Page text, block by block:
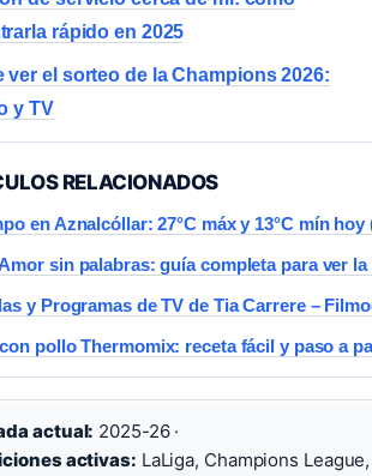
rápido en 2025
ver el sorteo de la Champions 2026:
y TV
RELACIONADOS
en Aznalcóllar: 27°C máx y 13°C mín hoy
sin palabras: guía completa para ver
y Programas de TV de Tia Carrere –
pollo Thermomix: receta fácil y paso a
actual: 2025-26 ·
activas: LaLiga, Champions